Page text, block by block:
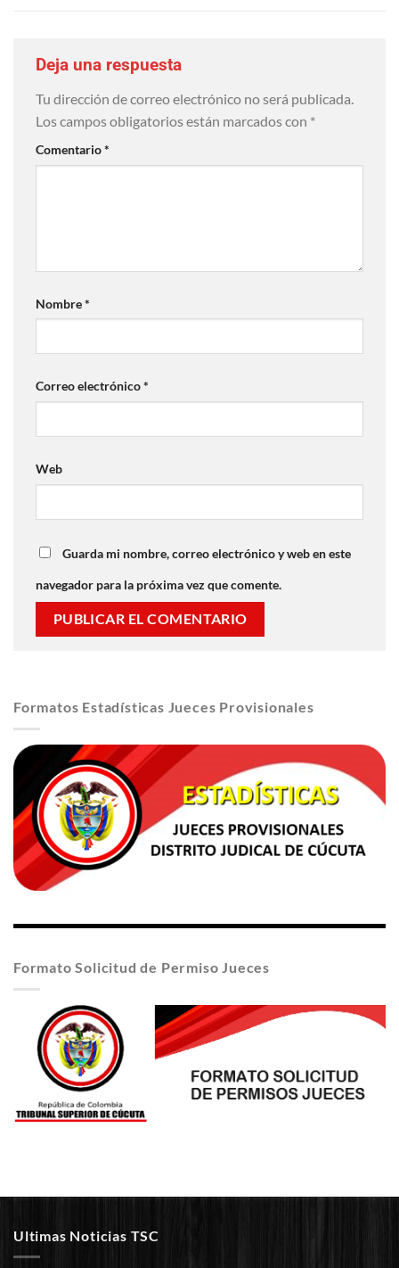
Deja una respuesta
Tu dirección de correo electrónico no será publicada.
Los campos obligatorios están marcados con *
Comentario*
Nombre*
Correo electrónico*
Web
Guarda mi nombre, correo electrónico y web en este
navegador para la próxima vez que comente.
Formatos Estadísticas Jueces Provisionales
Formato Solicitud de Permiso Jueces
Ultimas Noticias TSC